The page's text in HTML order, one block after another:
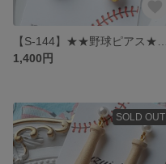
1,400円
SOLD OUT